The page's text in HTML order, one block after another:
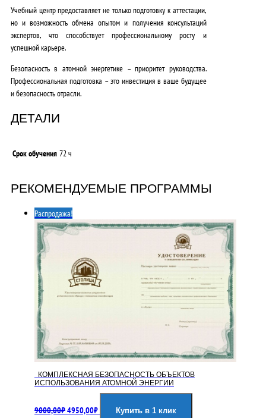
Учебный центр предоставляет не только подготовку к аттестации,
но ивозможность обмена опытом и получения консультаций
экспертов, что способствует профессиональному росту и
успешной карьере.
Безопасность в атомной энергетике –приоритет руководства.
Профессиональная подготовка – это инвестиция в ваше будущее
и безопасность отрасли.
ДЕТАЛИ
Срок обучения 72 ч
РЕКОМЕНДУЕМЫЕ ПРОГРАММЫ
Распродажа!
КОМПЛЕКСНАЯ БЕЗОПАСНОСТЬ ОБЪЕКТОВ
ИСПОЛЬЗОВАНИЯ АТОМНОЙ ЭНЕРГИИ
9000,00₽цена
4950,00₽цена:
Купить в 1 клик